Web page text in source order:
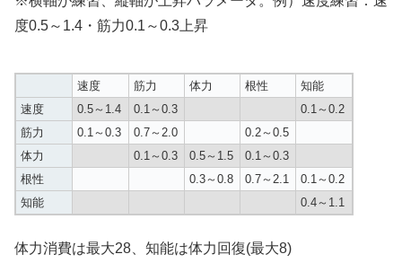
度0.5～1.4・筋力0.1～0.3上昇
速度 筋力 体力 根性
知能
速度
0.5～1.4 0.1～0.3
0.1～0.2
筋力
0.1～0.3 0.7～2.0
0.2～0.5
体力
0.1～0.3 0.5～1.5
0.1～0.3
根性
0.3～0.8 0.7～2.1
0.1～0.2
知能
0.4～1.1
体力消費は最大28、知能は体力回復(最大8)